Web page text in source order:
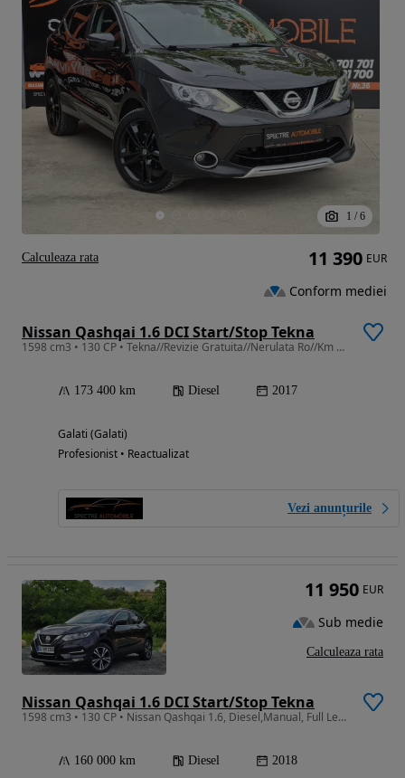
1 / 6
Nissan Qashqai 1.6 DCI Start/Stop Tekna
1598 cm3 • 130 CP • Tekna//Revizie Gratuita//Nerulata Ro//Km Certificati//Garantie
173 400 km Diesel 2017
Galati (Galati)
Profesionist • Reactualizat
Vezi anunțurile
11 390 EUR
Conform mediei
Calculeaza rata
Nissan Qashqai 1.6 DCI Start/Stop Tekna
1598 cm3 • 130 CP • Nissan Qashqai 1.6, Diesel,Manual, Full Led, Camera 360° ,
160 000 km Diesel 2018
11 950 EUR
Sub medie
Calculeaza rata